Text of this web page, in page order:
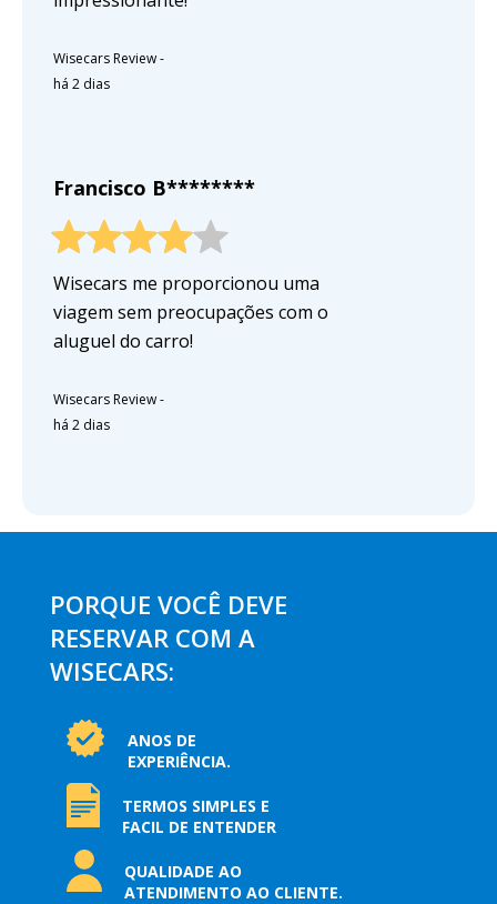
Wisecars Review-
há 2 dias
Francisco B********
Wisecars me proporcionou uma
viagem sem preocupações com o
aluguel do carro!
Wisecars Review-
há 2 dias
PORQUE VOCÊ DEVE
RESERVAR COM A
WISECARS:
ANOS DE
EXPERIÊNCIA.
TERMOS SIMPLES E
FACIL DE ENTENDER
QUALIDADE AO
ATENDIMENTO AO CLIENTE.